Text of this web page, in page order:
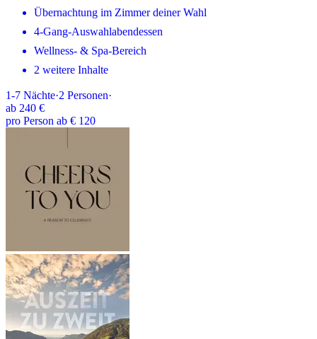
Übernachtung im Zimmer deiner Wahl
4-Gang-Auswahlabendessen
Wellness- & Spa-Bereich
2 weitere Inhalte
1-7 Nächte·2 Personen·
ab 240 €
pro Person ab € 120